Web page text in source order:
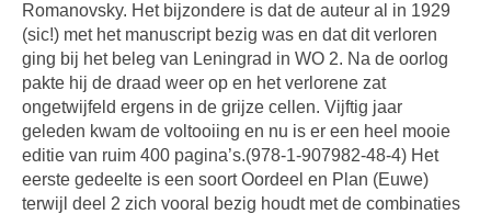
Romanovsky. Het bijzondere is dat de auteur al in 1929
(sic!) met het manuscript bezig was en dat dit verloren
ging bij het beleg van Leningrad in WO 2. Na de oorlog
pakte hij de draad weer op en het verlorene zat
ongetwijfeld ergens in de grijze cellen. Vijftig jaar
geleden kwam de voltooiing en nu is er een heel mooie
editie van ruim 400 pagina’s.(978-1-907982-48-4) Het
eerste gedeelte is een soort Oordeel en Plan (Euwe)
terwijl deel 2 zich vooral bezig houdt met de combinaties